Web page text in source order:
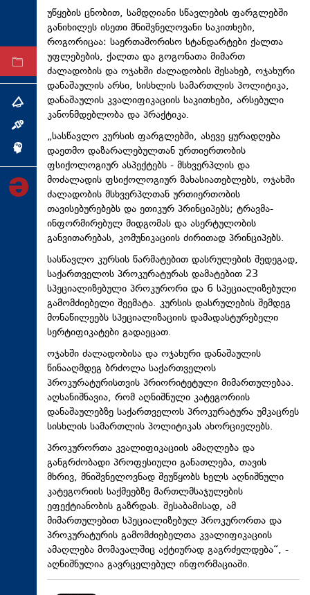
ტაბლოიდი
არქივი
თემა
ინქვიზიცია
უწყების ცნობით, სამდღიანი სწავლების ფარგლებში
განიხილეს ისეთი მნიშვნელოვანი საკითხები,
როგორიცაა: საერთაშორისო სტანდარტები ქალთა
უფლებების, ქალთა და გოგონათა მიმართ
ძალადობის და ოჯახში ძალადობის შესახებ, ოჯახური
დანაშაულის არსი, სისხლის სამართლის პოლიტიკა,
დანაშაულის კვალიფიკაციის საკითხები, არსებული
კანონმდებლობა და პრაქტიკა.
„სასწავლო კურსის ფარგლებში, ასევე ყურადღება
დაეთმო დაზარალებულთან ურთიერთობის
ფსიქოლოგიურ ასპექტებს - მსხვერპლის და
მოძალადის ფსიქოლოგიურ მახასიათებლებს, ოჯახში
ძალადობის მსხვერპლთან ურთიერთობის
თავისებურებებს და ეთიკურ პრინციპებს; ტრავმა-
ინფორმირებულ მიდგომას და ასერტულობის
განვითარებას, კომუნიკაციის ძირითად პრინციპებს.
სასწავლო კურსის წარმატებით დასრულების შედეგად,
საქართველოს პროკურატურას დამატებით 23
სპეციალიზებული პროკურორი და 6 სპეციალიზებული
გამომძიებელი შეემატა. კურსის დასრულების შემდეგ
მონაწილეებს სპეციალიზაციის დამადასტურებელი
სერტიფიკატები გადაეცათ.
ოჯახში ძალადობისა და ოჯახური დანაშაულის
წინააღმდეგ ბრძოლა საქართველოს
პროკურატურისთვის პრიორიტეტული მიმართულებაა.
აღსანიშნავია, რომ აღნიშნული კატეგორიის
დანაშაულებზე საქართველოს პროკურატურა უმკაცრეს
სისხლის სამართლის პოლიტიკას ახორციელებს.
პროკურორთა კვალიფიკაციის ამაღლება და
განგრძობადი პროფესიული განათლება, თავის
მხრივ, მნიშვნელოვნად შეუწყობს ხელს აღნიშნული
კატეგორიის საქმეებზე მართლმსაჯულების
ეფექტიანობის გაზრდას. შესაბამისად, ამ
მიმართულებით სპეციალიზებულ პროკურორთა და
პროკურატურის გამომძიებელთა კვალიფიკაციის
ამაღლება მომავალშიც აქტიურად გაგრძელდება“, -
აღნიშნულია გავრცელებულ ინფორმაციაში.